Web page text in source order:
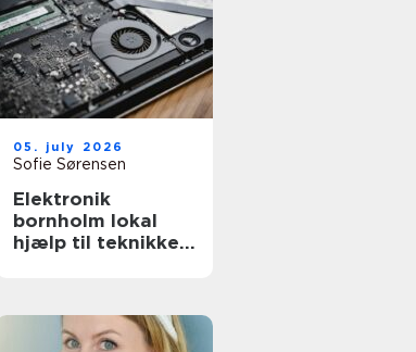
05. july 2026
Sofie Sørensen
Elektronik
bornholm lokal
hjælp til teknikken